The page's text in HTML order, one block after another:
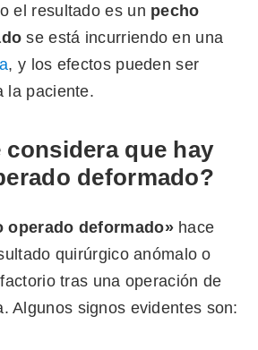
el resultado es un pecho
se está incurriendo en una
, y los efectos pueden ser
la paciente.
considera que hay
deformado?
operado deformado»hace
quirúrgico anómalo o
tras una operación de
Algunos signos evidentes son: